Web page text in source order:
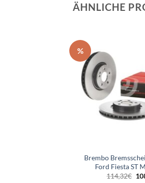
ÄHNLICHE
%
Brembo
Ford Fiesta ST
114,32€